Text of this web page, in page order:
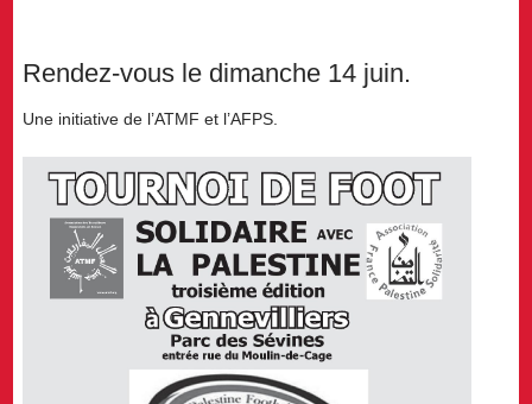
Rendez-vous le dimanche 14 juin.
Une initiative de l’ATMF et l’AFPS.